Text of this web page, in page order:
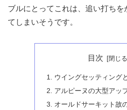
ブルにとってこれは、追い打ち
てしまいそうです。
目次
ウイングセッティング
アルピーヌの大型アッ
オールドサーキット故